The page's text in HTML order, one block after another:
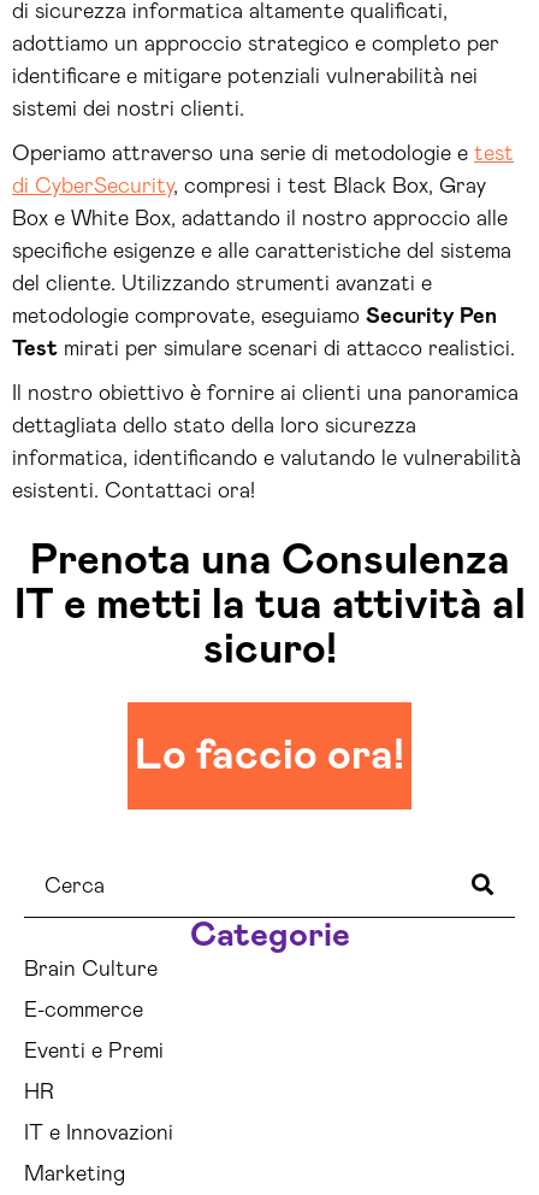
di sicurezza informatica altamente qualificati,
adottiamo un approccio strategico e completo per
identificare e mitigare potenziali vulnerabilità nei
sistemi dei nostri clienti.
Operiamo attraverso una serie di metodologie e test
di CyberSecurity, compresi i test Black Box, Gray
Box e White Box, adattando il nostro approccio alle
specifiche esigenze e alle caratteristiche del sistema
del cliente. Utilizzando strumenti avanzati e
metodologie comprovate, eseguiamo Security Pen
Test mirati per simulare scenari di attacco realistici.
Il nostro obiettivo è fornire ai clienti una panoramica
dettagliata dello stato della loro sicurezza
informatica, identificando e valutando le vulnerabilità
esistenti. Contattaci ora!
Prenota una Consulenza
IT e metti la tua attività al
sicuro!
Lo faccio ora!
Categorie
Brain Culture
E-commerce
Eventi e Premi
HR
IT e Innovazioni
Marketing